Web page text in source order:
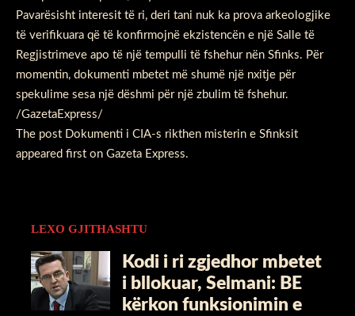
Pavarësisht interesit të ri, deri tani nuk ka prova arkeologjike
të verifikuara që të konfirmojnë ekzistencën e një Salle të
Regjistrimeve apo të një tempulli të fshehur nën Sfinks. Për
momentin, dokumenti mbetet më shumë një nxitje për
spekulime sesa një dëshmi për një zbulim të fshehur.
/GazetaExpress/
The post Dokumenti i CIA-s rikthen misterin e Sfinksit
appeared first on Gazeta Express.
LEXO GJITHASHTU
Kodi i ri zgjedhor mbetet
i bllokuar, Selmani: BE
kërkon funksionimin e